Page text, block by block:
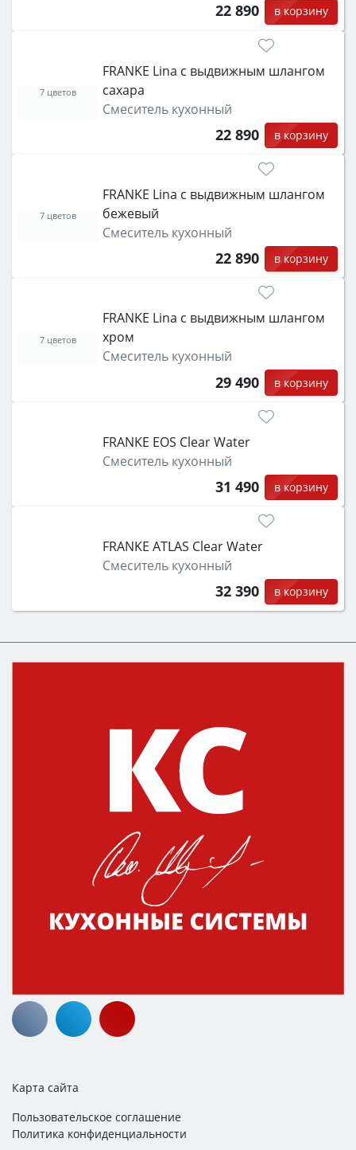
22 890 в корзину
FRANKE Lina с выдвижным шлангом
сахара
Смеситель кухонный
22 890 в корзину
7 цветов
FRANKE Lina с выдвижным шлангом
бежевый
Смеситель кухонный
22 890 в корзину
7 цветов
FRANKE Lina с выдвижным шлангом
хром
Смеситель кухонный
29 490 в корзину
7 цветов
FRANKE EOS Clear Water
Смеситель кухонный
31 490 в корзину
FRANKE ATLAS Clear Water
Смеситель кухонный
32 390 в корзину
Карта сайта
Пользовательское соглашение
Политика конфиденциальности